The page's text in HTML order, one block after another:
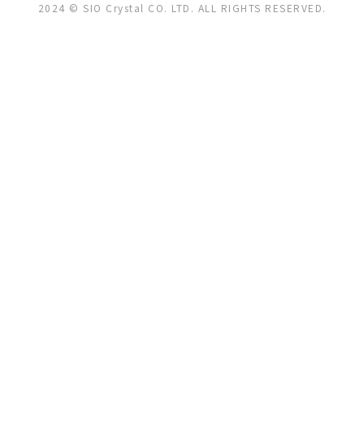
2024 © SIO Crystal CO. LTD. ALL RIGHTS RESERVED.